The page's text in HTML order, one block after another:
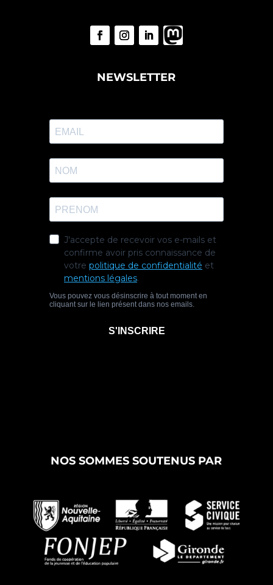
NEWSLETTER
NOS SOMMES SOUTENUS PAR